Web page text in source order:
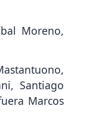
Moreno,
Santiago
Marcos